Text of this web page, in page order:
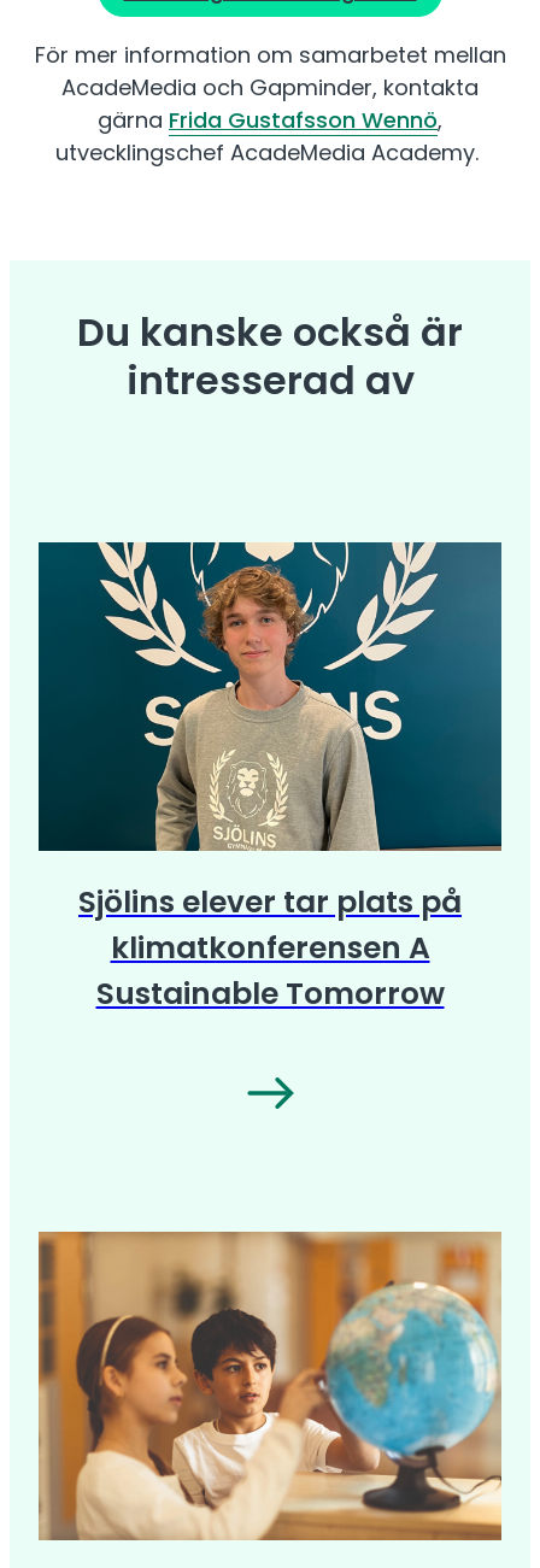
För mer information om samarbetet mellan
AcadeMedia och Gapminder, kontakta
gärna Frida Gustafsson Wennö,
utvecklingschef AcadeMedia Academy.
Du kanske också är
intresserad av
Sjölins elever tar plats på
klimatkonferensen A
Sustainable Tomorrow